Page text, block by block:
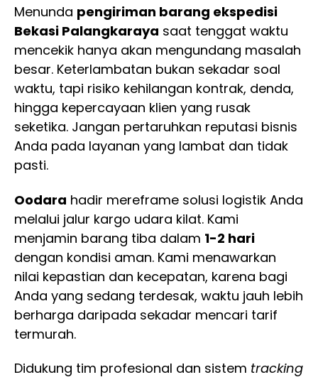
Menunda pengiriman barang ekspedisi
Bekasi Palangkaraya saat tenggat waktu
mencekik hanya akan mengundang masalah
besar. Keterlambatan bukan sekadar soal
waktu, tapi risiko kehilangan kontrak, denda,
hingga kepercayaan klien yang rusak
seketika. Jangan pertaruhkan reputasi bisnis
Anda pada layanan yang lambat dan tidak
pasti.
Oodara hadir mereframe solusi logistik Anda
melalui jalur kargo udara kilat. Kami
menjamin barang tiba dalam 1-2 hari
dengan kondisi aman. Kami menawarkan
nilai kepastian dan kecepatan, karena bagi
Anda yang sedang terdesak, waktu jauh lebih
berharga daripada sekadar mencari tarif
termurah.
Didukung tim profesional dan sistem tracking